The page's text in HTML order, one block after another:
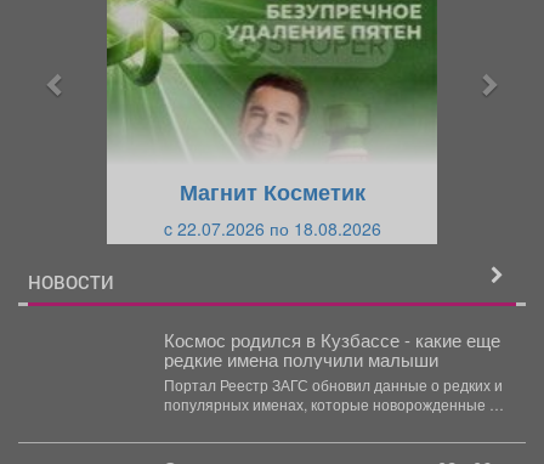
Магнит Косметик
c 22.07.2026 по 18.08.2026
НОВОСТИ
Космос родился в Кузбассе - какие еще
редкие имена получили малыши
Портал Реестр ЗАГС обновил данные о редких и
популярных именах, которые новорожденные в